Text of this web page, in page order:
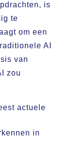
is
te
om een
AI
van
zou
actuele
in